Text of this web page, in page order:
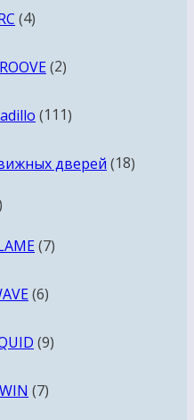
44
22
111111
дверей 1818
77
66
99
77